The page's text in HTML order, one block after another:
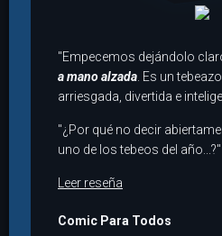
"Empecemos dejándolo
a mano alzada . Es un
arriesgada, divertida e
"¿Por qué no decir
uno de los tebeos del año...?"
Leer reseña
Comic Para Todos